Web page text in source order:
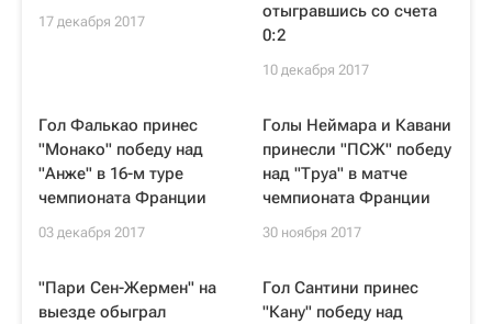
17 декабря 2017
отыгравшись со счета
0:2
10 декабря 2017
Гол Фалькао принес
"Монако" победу над
"Анже" в 16-м туре
чемпионата Франции
03 декабря 2017
Голы Неймара и Кавани
принесли "ПСЖ" победу
над "Труа" в матче
чемпионата Франции
30 ноября 2017
"Пари Сен-Жермен" на
выезде обыграл
Гол Сантини принес
"Кану" победу над